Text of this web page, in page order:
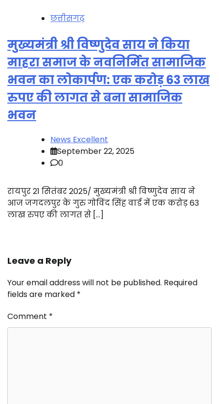
छत्तीसगढ़
मुख्यमंत्री श्री विष्णुदेव साय ने किया
माहरा समाज के नवनिर्मित सामाजिक
भवन का लोकार्पण: एक करोड़ 63 लाख
रुपए की लागत से बना सामाजिक
भवन
News Excellent
September 22, 2025
0
रायपुर 21 सितंबर 2025/ मुख्यमंत्री श्री विष्णुदेव साय ने
आज जगदलपुर के गुरु गोविंद सिंह वार्ड में एक करोड़ 63
लाख रुपए की लागत से […]
Leave a Reply
Your email address will not be published. Required
fields are marked *
Comment *